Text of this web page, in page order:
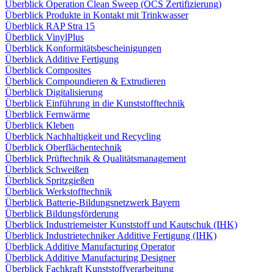
Überblick Operation Clean Sweep (OCS Zertifizierung)
Überblick Produkte in Kontakt mit Trinkwasser
Überblick RAP Stra 15
Überblick VinylPlus
Überblick Konformitätsbescheinigungen
Überblick Additive Fertigung
Überblick Composites
Überblick Compoundieren & Extrudieren
Überblick Digitalisierung
Überblick Einführung in die Kunststofftechnik
Überblick Fernwärme
Überblick Kleben
Überblick Nachhaltigkeit und Recycling
Überblick Oberflächentechnik
Überblick Prüftechnik & Qualitätsmanagement
Überblick Schweißen
Überblick Spritzgießen
Überblick Werkstofftechnik
Überblick Batterie-Bildungsnetzwerk Bayern
Überblick Bildungsförderung
Überblick Industriemeister Kunststoff und Kautschuk (IHK)
Überblick Industrietechniker Additive Fertigung (IHK)
Überblick Additive Manufacturing Operator
Überblick Additive Manufacturing Designer
Überblick Fachkraft Kunststoffverarbeitung